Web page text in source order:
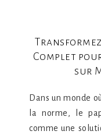
Complet
sur
Dans un monde
la norme, le
comme une